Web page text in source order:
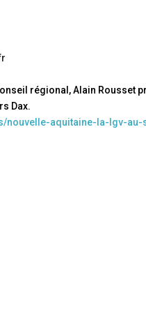
régional, Alain Rousset
Dax.
nouvelle-aquitaine-la-lgv-